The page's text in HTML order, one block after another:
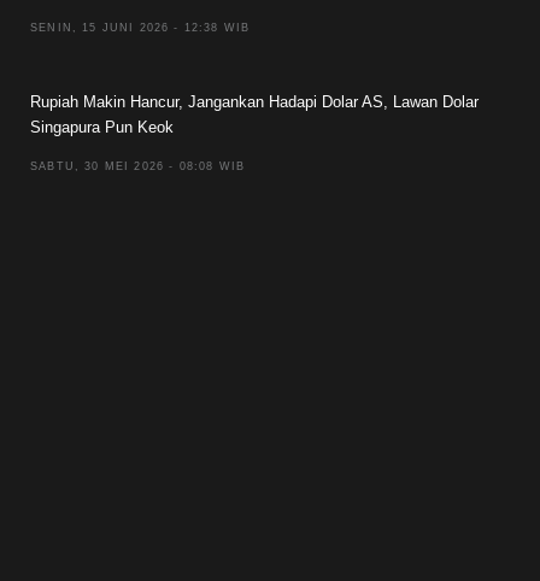
SENIN, 15 JUNI 2026 - 12:38 WIB
Rupiah Makin Hancur, Jangankan Hadapi Dolar AS, Lawan Dolar
Singapura Pun Keok
SABTU, 30 MEI 2026 - 08:08 WIB